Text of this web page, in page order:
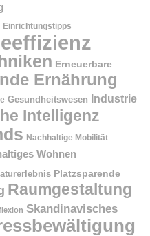
Einrichtungstipps
Erneuerbare
Ernährung
Gesundheitswesen Industrie
Intelligenz
Nachhaltige Mobilität
Wohnen
Platzsparende
Raumgestaltung
Skandinavisches